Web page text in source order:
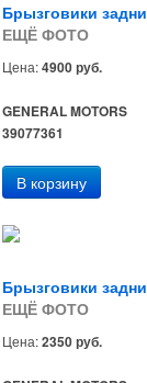
Брызговики
ЕЩЁ ФОТО
Цена:4900 руб.
GENERAL MOTORS
39077361
Брызговики
ЕЩЁ ФОТО
Цена:2350 руб.